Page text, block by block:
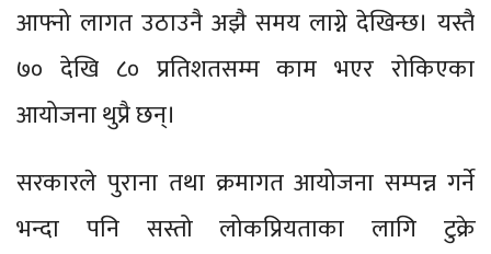
आफ्नो लागत उठाउनै अझै समय लाग्ने देखिन्छ। यस्तै
७० देखि ८० प्रतिशतसम्म काम भएर रोकिएका
आयोजना थुप्रै छन्।
सरकारले पुराना तथा क्रमागत आयोजना सम्पन्न गर्ने
भन्दा पनि सस्तो लोकप्रियताका लागि टुक्रे